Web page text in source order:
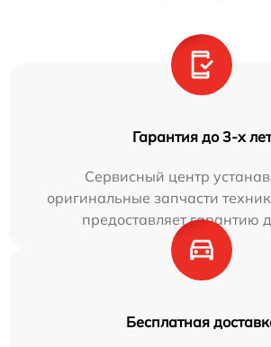
Гарантия до 3-х лет
Сервисный центр
оригинальные запчасти
предоставляет гарантию
Бесплатная